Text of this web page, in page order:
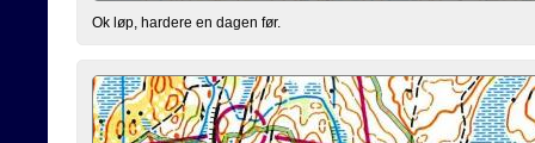
Ok løp, hardere en dagen før.